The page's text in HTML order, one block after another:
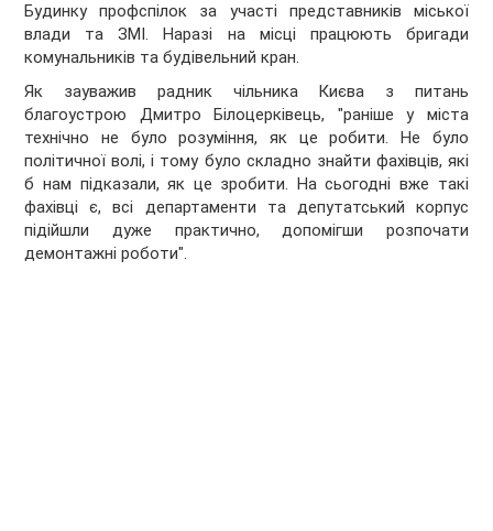
Будинку профспілок за участі представників міської
влади та ЗМІ. Наразі на місці працюють бригади
комунальників та будівельний кран.
Як зауважив радник чільника Києва з питань
благоустрою Дмитро Білоцерківець, "раніше у міста
технічно не було розуміння, як це робити. Не було
політичної волі, і тому було складно знайти фахівців, які
б нам підказали, як це зробити. На сьогодні вже такі
фахівці є, всі департаменти та депутатський корпус
підійшли дуже практично, допомігши розпочати
демонтажні роботи".